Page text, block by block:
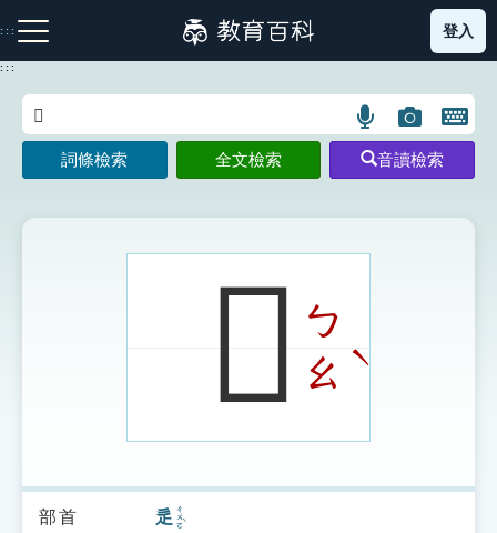
到
主
:::
注音索引圖示 筆畫索引圖示 部首索引表圖示
索引選單
登入
:::
語
言
搜
示
圖
片
搜
開
鍵
圖
詞條檢索 全文檢索 音讀檢索
𨖪ㄅ
ㄠˋ
部首 辵 ㄔㄨㄛˋ